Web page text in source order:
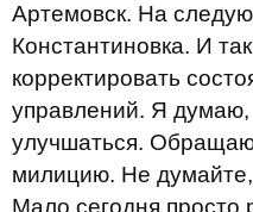
Артемовск. На
Константиновка. И
корректировать
управлений. Я думаю,
улучшаться.
милицию. Не думайте,
Мало сегодня просто